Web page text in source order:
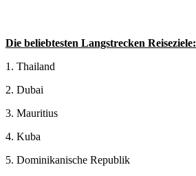
Die beliebtesten Langstrecken Reiseziele:
1. Thailand
2. Dubai
3. Mauritius
4. Kuba
5. Dominikanische Republik